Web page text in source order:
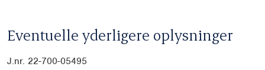
Eventuelle yderligere oplysninger
J.nr. 22-700-05495